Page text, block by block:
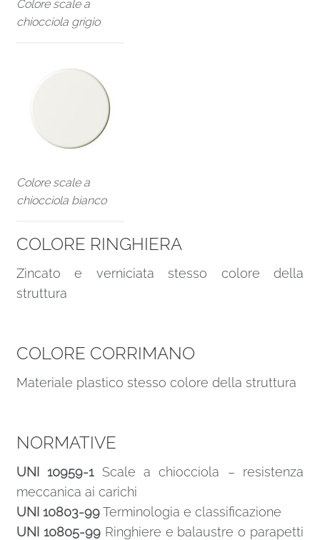
Colore scale a
chiocciola grigio
Colore scale a
chiocciola bianco
COLORE RINGHIERA
Zincato e verniciata stesso colore della
struttura
COLORE CORRIMANO
Materiale plastico stesso colore della struttura
NORMATIVE
UNI 10959-1Scale a chiocciola – resistenza
meccanica ai carichi
UNI 10803-99Terminologia e classificazione
UNI 10805-99Ringhiere e balaustre o parapetti